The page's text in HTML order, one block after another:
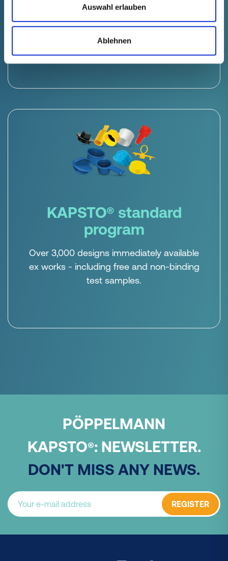
Auswahl erlauben
Ablehnen
From development to series production -
even in record time with our optional
FastLane service.
KAPSTO® standard
program
Over 3,000 designs immediately available
ex works - including free and non-binding
test samples.
PÖPPELMANN
KAPSTO®: NEWSLETTER.
DON'T MISS ANY NEWS.
REGISTER